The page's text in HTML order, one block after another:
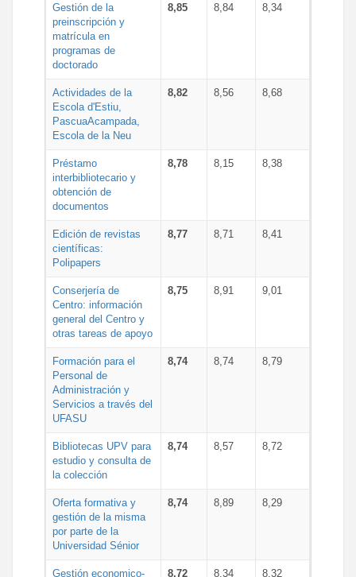
Gestión de la
preinscripción y
matrícula en
programas de
doctorado
8,85 8,84 8,34
Actividades de la
Escola d'Estiu,
PascuaAcampada,
Escola de la Neu
8,82 8,56 8,68
Préstamo
interbibliotecario y
obtención de
documentos
8,78 8,15 8,38
Edición de revistas
científicas:
Polipapers
8,77 8,71 8,41
Conserjería de
Centro: información
general del Centro y
otras tareas de apoyo
8,75 8,91 9,01
Formación para el
Personal de
Administración y
Servicios a través del
UFASU
8,74 8,74 8,79
Bibliotecas UPV para
estudio y consulta de
la colección
8,74 8,57 8,72
Oferta formativa y
gestión de la misma
por parte de la
Universidad Sénior
8,74 8,89 8,29
Gestión economico- 8,72 8,34 8,32